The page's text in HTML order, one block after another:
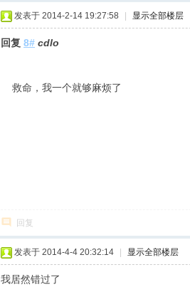
发表于 2014-2-14 19:27:58 显示全部楼层
回复 8# cdlo
救命，我一个就够麻烦了
回复
发表于 2014-4-4 20:32:14 显示全部楼层
我居然错过了